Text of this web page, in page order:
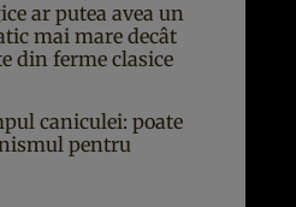
ar putea avea un
mai mare decât
din ferme clasice
caniculei: poate
pentru